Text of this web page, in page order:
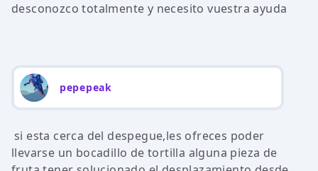
desconozco totalmente y necesito vuestra ayuda
pepepeak
si esta cerca del despegue,les ofreces poder
llevarse un bocadillo de tortilla alguna pieza de